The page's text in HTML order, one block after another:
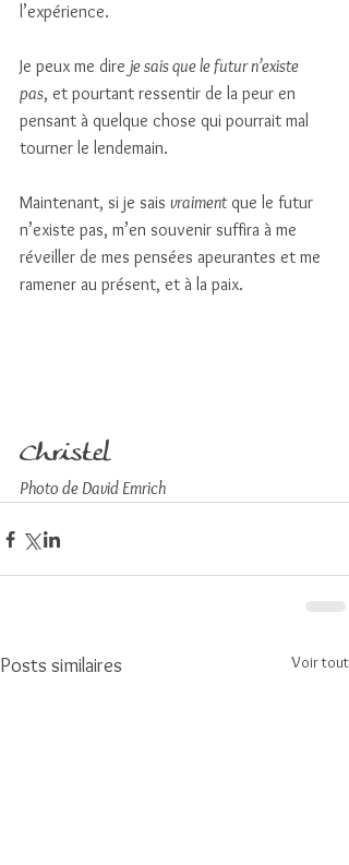
l’expérience.
Je peux me dire je sais que le futur n’existe
pas, et pourtant ressentir de la peur en
pensant à quelque chose qui pourrait mal
tourner le lendemain.
Maintenant, si je sais vraiment que le futur
n’existe pas, m’en souvenir suffira à me
réveiller de mes pensées apeurantes et me
ramener au présent, et à la paix.
Christel
Photo de David Emrich
Posts similaires Voir tout